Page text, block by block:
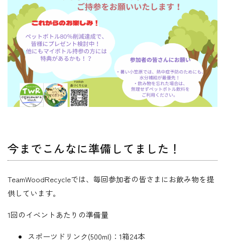
採用情報
今までこんなに準備してました！
TeamWoodRecycleでは、毎回参加者の皆さまにお飲み物を提
供しています。
1回のイベントあたりの準備量
スポーツドリンク(500ml)：1箱24本